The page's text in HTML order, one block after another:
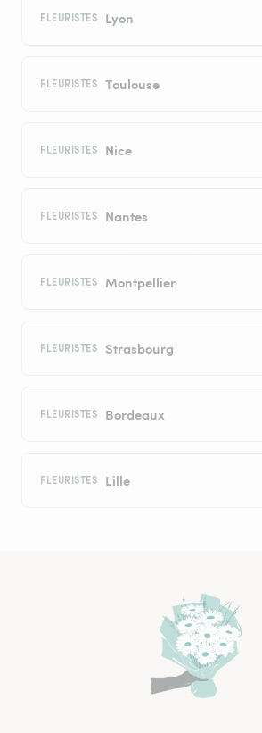
FLEURISTES Lyon
FLEURISTES Toulouse
FLEURISTES Nice
FLEURISTES Nantes
FLEURISTES Montpellier
FLEURISTES Strasbourg
FLEURISTES Bordeaux
FLEURISTES Lille